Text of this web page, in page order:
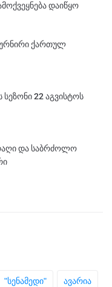
დაიწყო
ქართულ
22 აგვისტოს
და საბრძოლო
"სენამედი" ავარია